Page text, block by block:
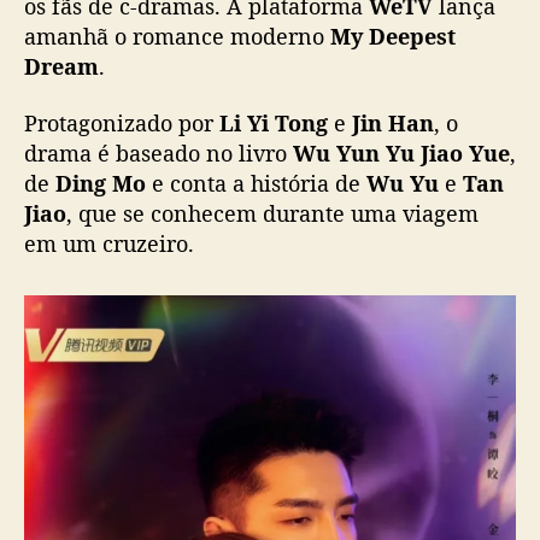
,
L
i
Y
i
n
e
J
a
n
os fãs de c-dramas. A plataforma WeTV lança
amanhã o romance moderno My Deepest
Dream.
Protagonizado porLi Yi Tong e Jin Han, o
drama é baseado no livro Wu Yun Yu Jiao Yue,
de Ding Mo e conta a história de Wu Yu e Tan
Jiao, que se conhecem durante uma viagem
em um cruzeiro.